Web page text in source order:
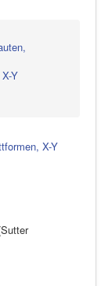
Y
X-Y